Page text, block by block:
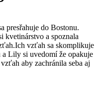
presřahuje do Bostonu.
kvetinárstvo a spoznala
vzťah sa skomplikuje
a Lily si uvedomí že opakuje
aby zachránila seba aj